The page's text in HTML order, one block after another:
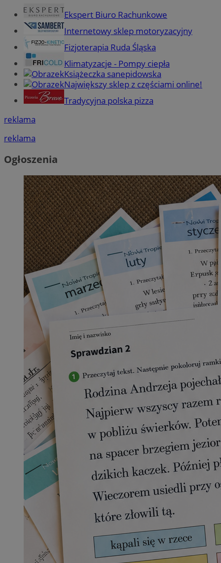
Ekspert Biuro Rachunkowe
Internetowy sklep motoryzacyjny
Fizjoterapia Ruda Śląska
Klimatyzacje - Pompy ciepła
Książeczka sanepidowska
Największy sklep z częściami online!
Tradycyjna polska pizza
reklama
reklama
Ogłoszenia